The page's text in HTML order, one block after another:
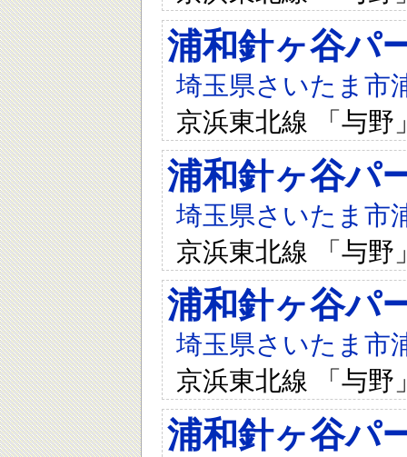
浦和針ヶ谷パ
埼玉県さいたま市
京浜東北線 「与野
浦和針ヶ谷パ
埼玉県さいたま市
京浜東北線 「与野
浦和針ヶ谷パ
埼玉県さいたま市
京浜東北線 「与野
浦和針ヶ谷パ